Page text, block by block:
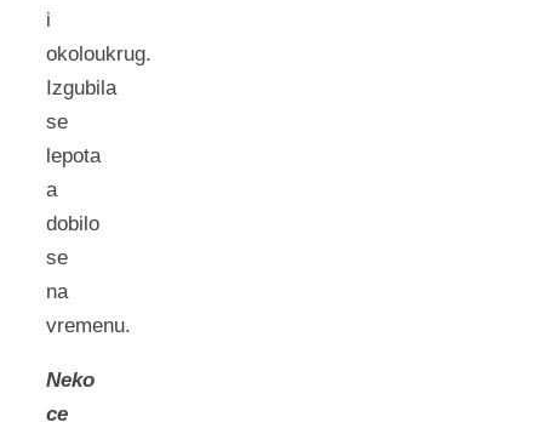
i
okoloukrug.
Izgubila
se
lepota
a
dobilo
se
na
vremenu.
Neko
ce